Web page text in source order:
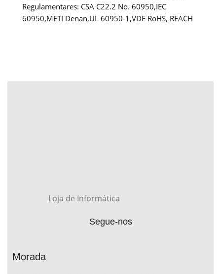
Regulamentares: CSA C22.2 No. 60950,IEC
60950,METI Denan,UL 60950-1,VDE RoHS, REACH
Loja de Informática
Segue-nos
Morada